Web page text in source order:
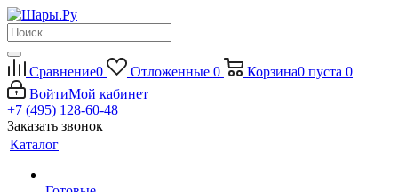
Сравнение0 Отложенные 0 Корзина0 пуста 0
ВойтиМой кабинет
+7 (495) 128-60-48
Заказать звонок
Каталог